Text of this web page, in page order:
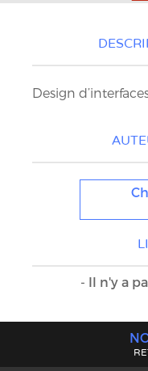
Design
- Il n'y a